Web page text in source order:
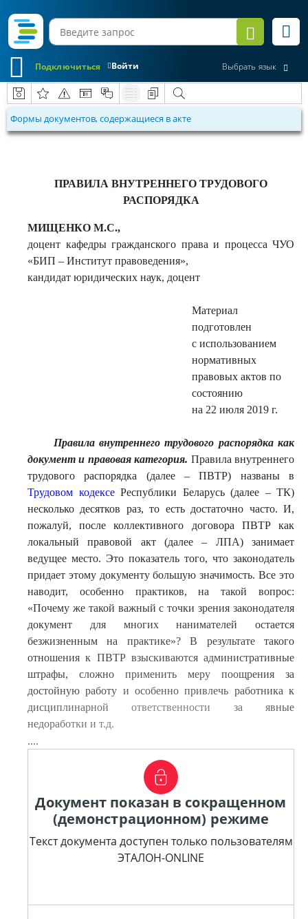
Войти
Подключиться Выбрать язык
Формы документов, содержащиеся в акте
ПРАВИЛА ВНУТРЕННЕГО ТРУДОВОГО
РАСПОРЯДКА
МИЩЕНКО М.С.,
доцент кафедры гражданского права и процесса ЧУО
«БИП – Институт правоведения»,
кандидат юридических наук, доцент
Материал
подготовлен
с использованием
нормативных
правовых актов по
состоянию
на 22 июля 2019 г.
Правила внутреннего трудового распорядка как
документ и правовая категория. Правила внутреннего
трудового распорядка (далее – ПВТР) названы в
Трудовом кодексеРеспублики Беларусь (далее – ТК)
несколько десятков раз, то есть достаточно часто. И,
пожалуй, после коллективного договора ПВТР как
локальный правовой акт (далее – ЛПА) занимает
ведущее место. Это показатель того, что законодатель
придает этому документу большую значимость. Все это
наводит, особенно практиков, на такой вопрос:
«Почему же такой важный с точки зрения законодателя
документ для многих нанимателей остается
безжизненным на практике»? В результате такого
отношения к ПВТР взыскиваются административные
штрафы, сложно применить меру поощрения за
достойную работу и особенно привлечь работника к
дисциплинарной ответственности за явные
недоработки и т.д.
....
Документ показан в сокращенном
(демонстрационном) режиме
Текст документа доступен только пользователям
ЭТАЛОН-ONLINE